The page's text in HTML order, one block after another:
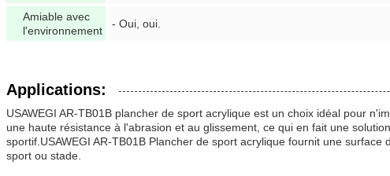
Amiable avec
l'environnement
- Oui, oui.
Applications:
USAWEGI AR-TB01B plancher de sport acrylique est un choix idéal pour
une haute résistance à l'abrasion et au glissement, ce qui en fait une
sportif.USAWEGI AR-TB01B Plancher de sport acrylique fournit une
sport ou stade.